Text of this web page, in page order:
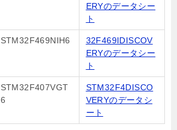
ERYのデータシー
ト
STM32F469NIH6
32F469IDISCOV
ERYのデータシー
ト
STM32F407VGT
6
STM32F4DISCO
VERYのデータシ
ート